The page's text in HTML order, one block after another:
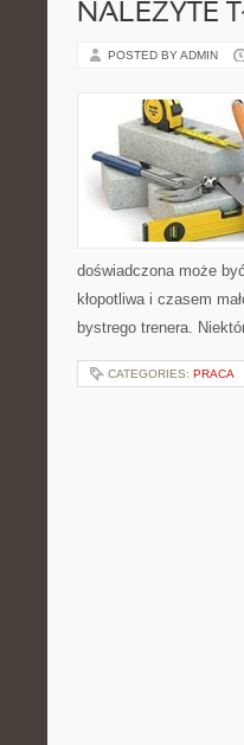
NALEŻYTE
POSTED BY ADMIN
doświadczona może
kłopotliwa i czasem
bystrego trenera.
CATEGORIES: PRACA